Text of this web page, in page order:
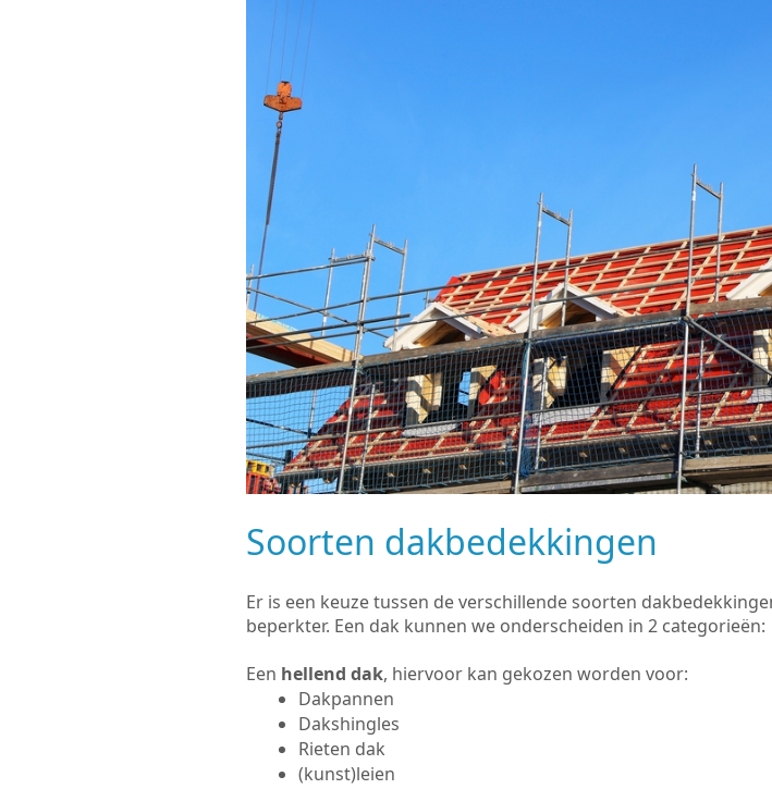
Soorten dakbedekkingen
Er is een keuze tussen de verschillende soorten
beperkter. Een dak kunnen we onderscheiden in 2 categorieën:
Een hellend dak, hiervoor kan gekozen worden voor:
Dakpannen
Dakshingles
Rieten dak
(kunst)leien